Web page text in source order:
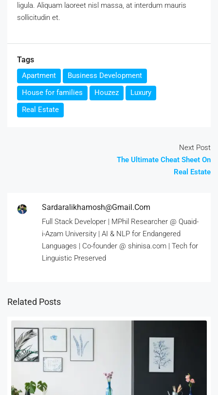
ligula. Aliquam laoreet nisl massa, at interdum mauris
sollicitudin et.
Tags
Apartment
Business Development
House for families
Houzez
Luxury
Real Estate
Next Post
The Ultimate Cheat Sheet On
Real Estate
Sardaralikhamosh@gmail.com
Full Stack Developer | MPhil Researcher @ Quaid-
i-Azam University | AI & NLP for Endangered
Languages | Co-founder @ shinisa.com | Tech for
Linguistic Preserved
Related Posts